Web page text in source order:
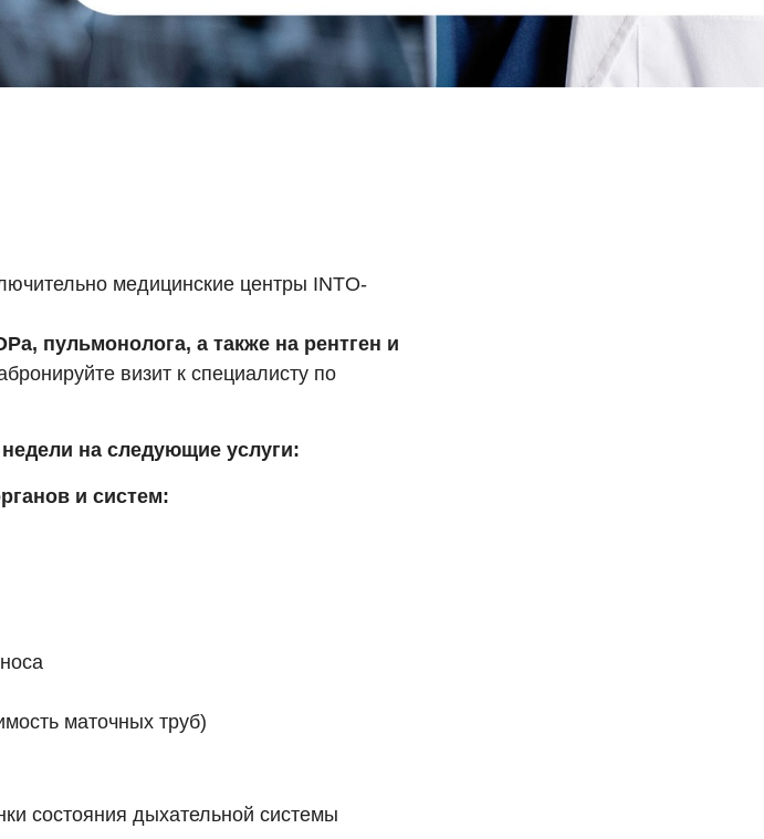
медицинские центры INTO-
пульмонолога, а также на рентген и
визит к специалисту по
на следующие услуги:
и систем:
маточных труб)
состояния дыхательной системы